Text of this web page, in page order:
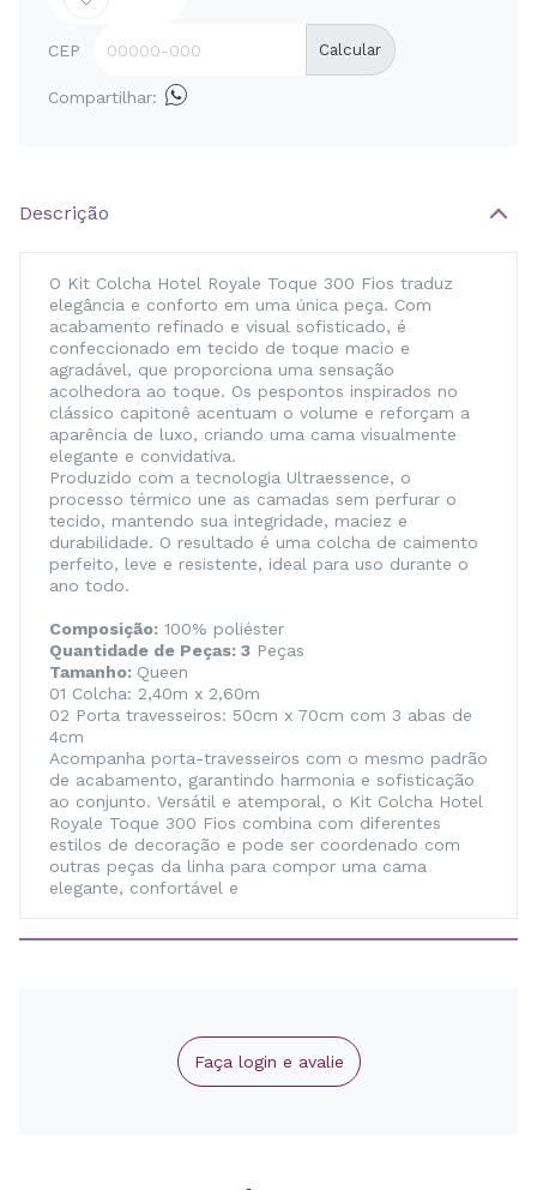
CEP Calcular
Compartilhar:
Descrição
O Kit Colcha Hotel Royale Toque 300 Fios traduz
elegância e conforto em uma única peça. Com
acabamento refinado e visual sofisticado, é
confeccionado em tecido de toque macio e
agradável, que proporciona uma sensação
acolhedora ao toque. Os pespontos inspirados no
clássico capitonê acentuam o volume e reforçam a
aparência de luxo, criando uma cama visualmente
elegante e convidativa.
Produzido com a tecnologia Ultraessence, o
processo térmico une as camadas sem perfurar o
tecido, mantendo sua integridade, maciez e
durabilidade. O resultado é uma colcha de caimento
perfeito, leve e resistente, ideal para uso durante o
ano todo.
Composição: 100% poliéster
Quantidade de Peças: 3 Peças
Tamanho: Queen
01 Colcha: 2,40m x 2,60m
02 Porta travesseiros: 50cm x 70cm com 3 abas de
4cm
Acompanha porta-travesseiros com o mesmo padrão
de acabamento, garantindo harmonia e sofisticação
ao conjunto. Versátil e atemporal, o Kit Colcha Hotel
Royale Toque 300 Fios combina com diferentes
estilos de decoração e pode ser coordenado com
outras peças da linha para compor uma cama
elegante, confortável e
Faça login e avalie